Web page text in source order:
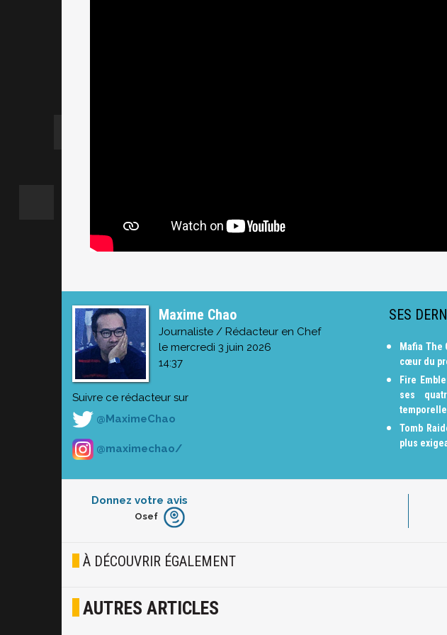
Maxime Chao
Journaliste / Rédacteur en Chef
le mercredi 3 juin 2026
14:37
Suivre ce rédacteur sur
@MaximeChao
@maximechao/
SES
Mafia The
cœur du
Fire
ses
Tomb
plus
Donnez votre avis
Furieux
Joyeux
Osef
À DÉCOUVRIR ÉGALEMENT
AUTRES ARTICLES